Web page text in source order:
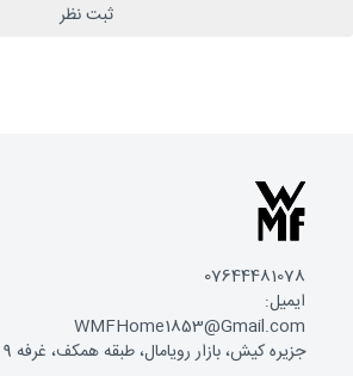
07644481078
ایمیل:
WMFHome1853@Gmail.com
جزیره کیش، بازار رویامال، طبقه همکف، غرفه 9